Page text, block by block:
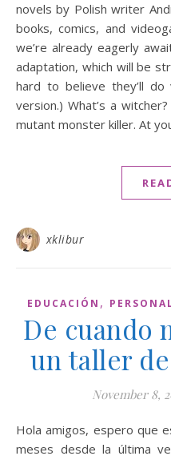
novels by Polish writer
books, comics, and
we’re already eagerly
adaptation, which will be
hard to believe they’ll
version.) What’s a
mutant monster killer. At
xklibur
EDUCACIÓN ,
De cuando
un taller
November 8,
Hola amigos, espero que estén bien. Han pasado muchos
meses desde la última